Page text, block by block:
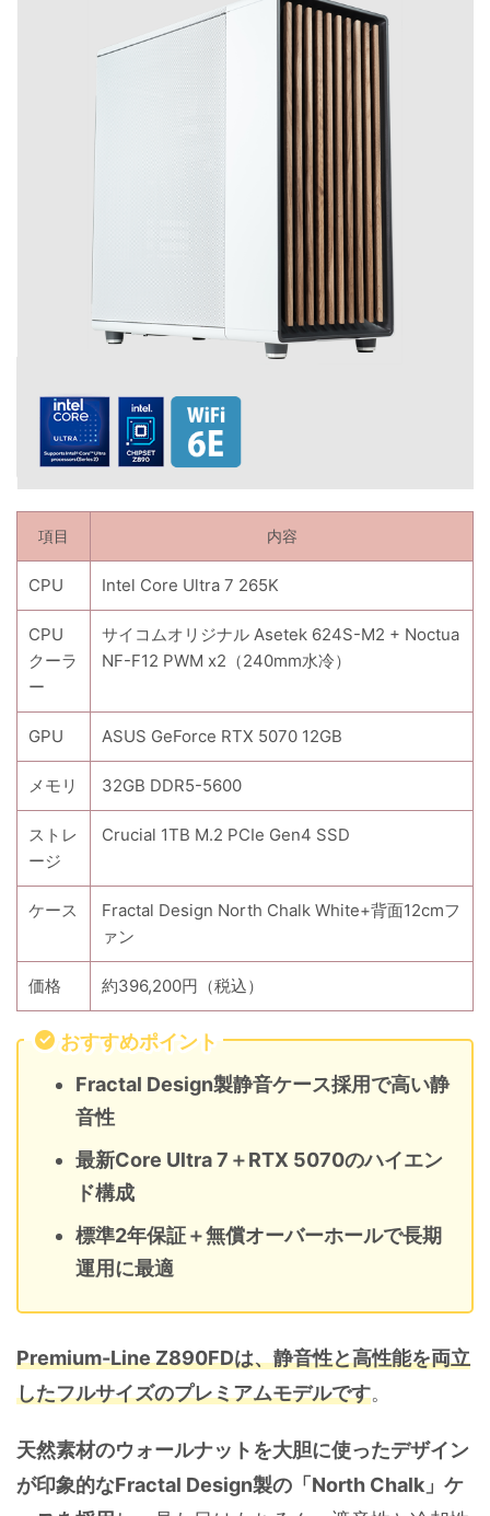
項目 内容
CPU Intel Core Ultra 7 265K
CPU
クーラ
ー
サイコムオリジナル Asetek 624S-M2 + Noctua
NF-F12 PWM x2（240mm水冷）
GPU ASUS GeForce RTX 5070 12GB
メモリ 32GB DDR5-5600
ストレ
ージ
Crucial 1TB M.2 PCIe Gen4 SSD
ケース
Fractal Design North Chalk White+背面12cmフ
ァン
価格 約396,200円（税込）
おすすめポイント
Fractal Design製静音ケース採用で高い静
音性
最新Core Ultra 7＋RTX 5070のハイエン
ド構成
標準2年保証＋無償オーバーホールで長期
運用に最適
Premium-Line Z890FDは、静音性と高性能を両立
したフルサイズのプレミアムモデルです。
天然素材のウォールナットを大胆に使ったデザイン
が印象的なFractal Design製の「North Chalk」ケ